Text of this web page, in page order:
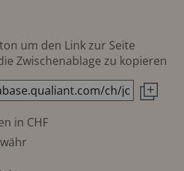
um den Link zur Seite
Zwischenablage zu kopieren
in CHF